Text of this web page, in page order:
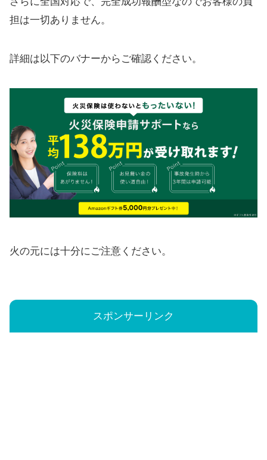
担は一切ありません。
詳細は以下のバナーからご確認ください。
火の元には十分にご注意ください。
スポンサーリンク